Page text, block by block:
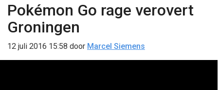
Pokémon Go rage verovert
Groningen
12 juli 2016 15:58 door Marcel Siemens